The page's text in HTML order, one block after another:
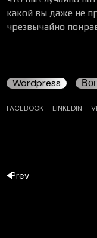
какой вы даже не
чрезвычайно
Wordpress
FACEBOOK LINKEDIN
Prev